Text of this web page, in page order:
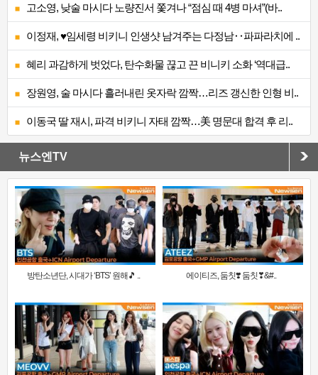
고소영, 낮술 마시다 노량진서 쫓겨나 “점심 때 4병 마셔”(바..
이정재, ♥임세령 비키니 인생샷 남겨주는 다정남‥파파라치에 ..
혜리 과감하게 벗었다, 탄수화물 끊고 끈 비니키 소화 ‘역대급..
장원영, 술 마시다 흘러내린 옷자락 깜짝…리즈 갱신한 인형 비..
이동국 딸 재시, 파격 비키니 자태 깜짝…美 명문대 합격 후 리..
뉴스엔TV
방탄소년단, 시대가 ‘BTS’ 원해🎵 .. 에이티즈, 둠칫❣️ 둠칫❣&#..